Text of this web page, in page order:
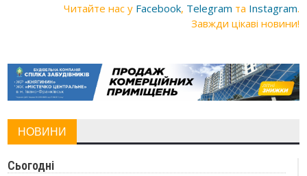
Читайте нас у Facebook, Telegram та Instagram.
Завжди цікаві новини!
НОВИНИ
Сьогодні